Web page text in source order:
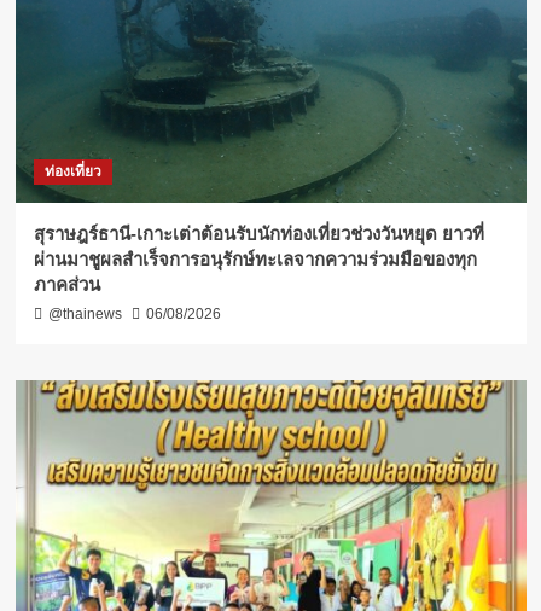
ท่องเที่ยว
สุราษฎร์ธานี-เกาะเต่าต้อนรับนักท่องเที่ยวช่วงวันหยุด ยาวที่
ผ่านมาชูผลสำเร็จการอนุรักษ์ทะเลจากความร่วมมือของทุก
ภาคส่วน
@thainews 06/08/2026